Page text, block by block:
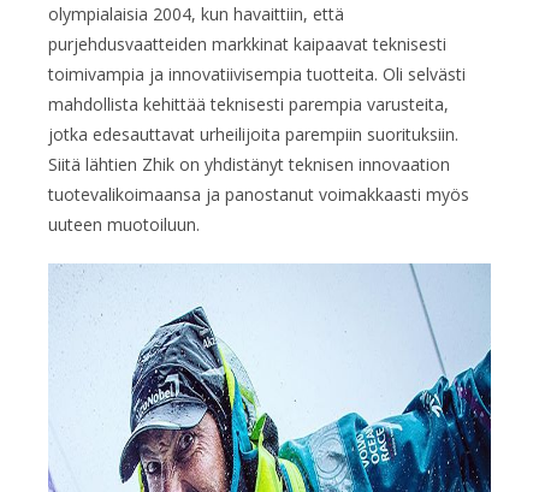
olympialaisia 2004, kun havaittiin, että
purjehdusvaatteiden markkinat kaipaavat teknisesti
toimivampia ja innovatiivisempia tuotteita. Oli selvästi
mahdollista kehittää teknisesti parempia varusteita,
jotka edesauttavat urheilijoita parempiin suorituksiin.
Siitä lähtien Zhik on yhdistänyt teknisen innovaation
tuotevalikoimaansa ja panostanut voimakkaasti myös
uuteen muotoiluun.